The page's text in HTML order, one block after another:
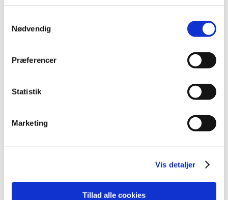
Nødvendig
Præferencer
Statistik
Marketing
Vis detaljer
Tillad alle cookies
oktober (1)
august (4)
juni (8)
marts (3)
januar (3)
2010 (7)